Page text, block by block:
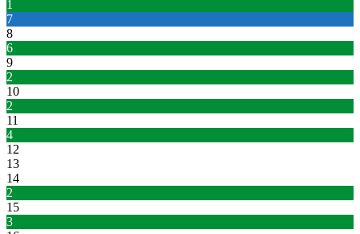
1
7
8
6
9
2
10
2
11
4
12
13
14
2
15
3